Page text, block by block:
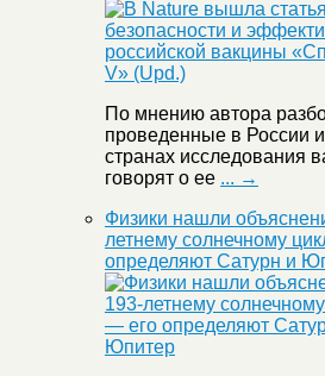
По мнению автора
проведенные в России и
странах исследования
говорят о ее ... →
Физики нашли
летнему солнечному
определяют Сатурн и